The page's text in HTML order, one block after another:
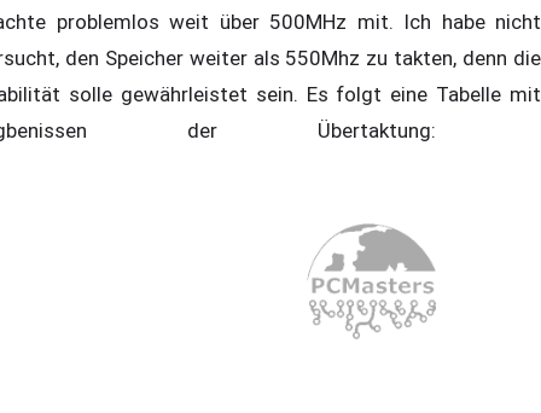
problemlos weit über 500MHz mit. Ich habe nicht
den Speicher weiter als 550Mhz zu takten, denn die
solle gewährleistet sein. Es folgt eine Tabelle mit
der Übertaktung: